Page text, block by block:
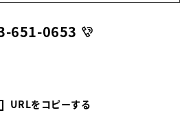
651-0653
URLをコピーする